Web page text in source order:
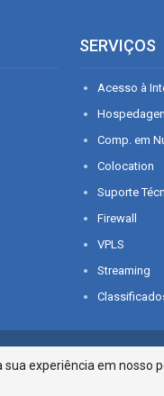
SERVIÇOS
Acesso à
Comp. em
Colocation
Suporte
Firewall
VPLS
Streaming
os direitos reservados.
experiência em